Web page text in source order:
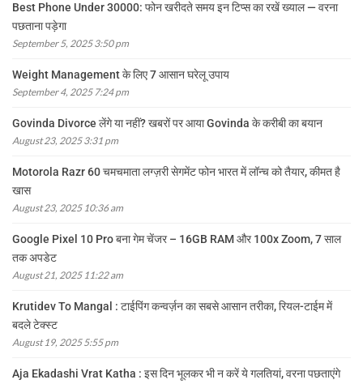
Best Phone Under 30000: फोन खरीदते समय इन टिप्स का रखें ख्याल — वरना
पछताना पड़ेगा
September 5, 2025 3:50 pm
Weight Management के लिए 7 आसान घरेलू उपाय
September 4, 2025 7:24 pm
Govinda Divorce लेंगे या नहीं? खबरों पर आया Govinda के करीबी का बयान
August 23, 2025 3:31 pm
Motorola Razr 60 चमचमाता लग्ज़री सेगमेंट फोन भारत में लॉन्च को तैयार, कीमत है
खास
August 23, 2025 10:36 am
Google Pixel 10 Pro बना गेम चेंजर – 16GB RAM और 100x Zoom, 7 साल
तक अपडेट
August 21, 2025 11:22 am
Krutidev To Mangal : टाईपिंग कन्वर्ज़न का सबसे आसान तरीका, रियल-टाईम में
बदले टेक्स्ट
August 19, 2025 5:55 pm
Aja Ekadashi Vrat Katha : इस दिन भूलकर भी न करें ये गलतियां, वरना पछताएंगे